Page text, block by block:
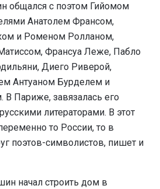
общался с поэтом Гийомом
Анатолем Франсом,
и Роменом Ролланом,
Франсуа Леже, Пабло
Диего Риверой,
Антуаном Бурделем и
Париже, завязалась его
литераторами. В этот
то России, то в
поэтов-символистов, пишет и
начал строить дом в